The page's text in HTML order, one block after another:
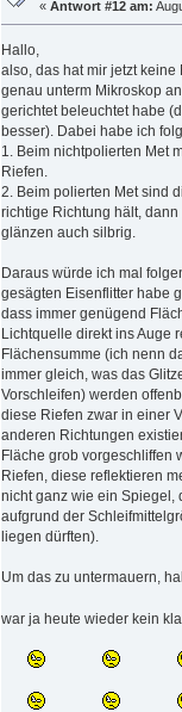
«Antwort #12 am:
Hallo,
also, das hat mir jetzt
genau unterm Mikroskop
gerichtet beleuchtet habe
besser). Dabei habe ich
1. Beim nichtpolierten Met
Riefen.
2. Beim polierten Met sind
richtige Richtung hält,
glänzen auch silbrig.
Daraus würde ich mal
gesägten Eisenflitter habe
dass immer genügend
Lichtquelle direkt ins Auge
Flächensumme (ich nenn
immer gleich, was das
Vorschleifen) werden
diese Riefen zwar in einer
anderen Richtungen
Fläche grob vorgeschliffen
Riefen, diese reflektieren
nicht ganz wie ein Spiegel,
aufgrund der
liegen dürften).
Um das zu untermauern,
war ja heute wieder kein